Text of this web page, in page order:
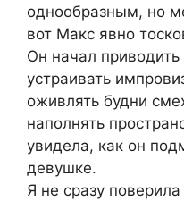
однообразным, но
вот Макс явно
Он начал
устраивать
оживлять будни
наполнять
увидела, как он
девушке.
Я не сразу